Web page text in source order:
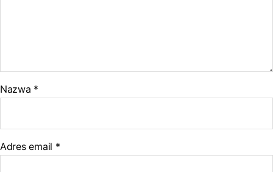
Nazwa *
Adres email *